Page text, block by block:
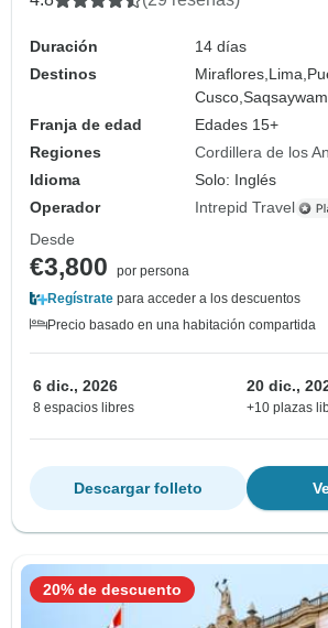
Duración
14 días
Destinos
Miraflores,Lima,
Cusco,
Franja de edad
Edades 15+
Regiones
Cordillera de los
Idioma
Solo: Inglés
Operador
Intrepid Travel
Desde
€3,800
por persona
Regístrate para acceder a los descuentos
Precio basado en una habitación compartida
6 dic., 2026
8 espacios libres
20 dic.,
+10 plazas
Descargar folleto
20% de descuento